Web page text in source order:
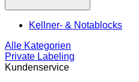
Kellner- & Notablocks
Alle Kategorien
Private Labeling
Kundenservice